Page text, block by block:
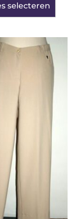
selecteren